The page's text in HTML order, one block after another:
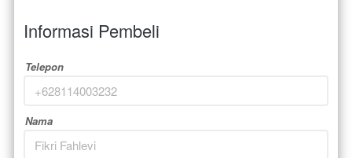
Informasi Pembeli
Telepon
Nama